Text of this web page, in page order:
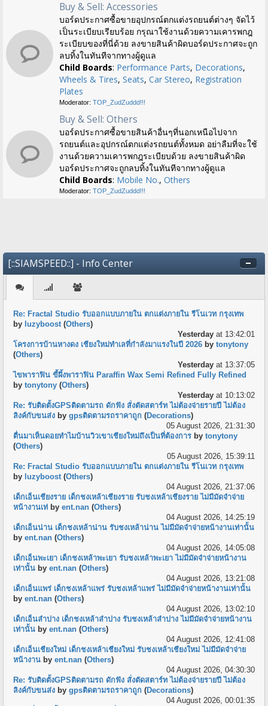
Buy & Sell: Accessories
บอร์ดประกาศซื้อขายอุปกรณ์ตกแต่งรถยนต์ต่างๆ จัดไว้
เป็นระเบียบเรียบร้อย กรุณาใช้งานด้วยความเคารพกฎ
ระเบียบของที่นี่ด้วย ลงขายสินค้าผิดบอร์ดประกาศจะถูก
ลบทิ้งในทันทีจากทางผู้ดูแล
Child Boards: Performance Parts, Decorations,
Wheels & Tires, Seats, Car Stereo, Registration
Plates
Moderator: TOP_ZudZuddd!!!
Buy & Sell: Others
บอร์ดประกาศซื้อขายสินค้าอื่นๆที่นอกเหนือไปจาก
รถยนต์และอุปกรณ์ตกแต่งรถยนต์ทั้งหมด อย่าลืมที่จะใช้
งานด้วยความเคารพกฎระเบียบด้วย ลงขายสินค้าผิด
บอร์ดประกาศจะถูกลบทิ้งในทันทีจากทางผู้ดูแล
Child Boards: Mobile No., Others
Moderator: TOP_ZudZuddd!!!
[::SIAMSPEED::] - Info Center
Re: Fractal Studio รับออกแบบภายใน ตกแต่งภายใน รีโนเวท กรุงเทพ
by luzyboost(Others)
Yesterdayat 13:42:01
โครงการบ้านหางดง เชียงใหม่ทำเลที่กำลังมาแรงในปี 2026 bytonytony
(Others)
Yesterdayat 13:37:05
ไขพาราฟิน ขี้ผึ้งพาราฟิน Paraffin Wax Semi Refined Fully Refined
bytonytony (Others)
Yesterdayat 10:13:02
Re: รับติดตั้งGPSติดตามรถ ดักฟัง สั่งตัดสตาร์ท ไม่ต้องจ่ายรายปี ไม่ต้อง
ลิงค์กับขนส่ง bygpsติดตามรถราคาถูก (Decorations)
05 August 2026, 21:31:30
ตื่นมาเห็นดอยทำไมบ้านวิวเขาเชียงใหม่ถึงเป็นที่ต้องการ bytonytony
(Others)
05 August 2026, 15:39:11
Re: Fractal Studio รับออกแบบภายใน ตกแต่งภายใน รีโนเวท กรุงเทพ
by luzyboost(Others)
04 August 2026, 21:37:06
เด็กเอ็นเชียงราย เด็กชงเหล้าเชียงราย รับชงเหล้าเชียงราย ไม่มีมัดจำจ่าย
หน้างานเท่ byent.nan (Others)
04 August 2026, 14:25:19
เด็กเอ็นน่าน เด็กชงเหล้าน่าน รับชงเหล้าน่าน ไม่มีมัดจำจ่ายหน้างานเท่านั้น
byent.nan (Others)
04 August 2026, 14:05:08
เด็กเอ็นพะเยา เด็กชงเหล้าพะเยา รับชงเหล้าพะเยา ไม่มีมัดจำจ่ายหน้างาน
เท่านั้น byent.nan (Others)
04 August 2026, 13:21:08
เด็กเอ็นแพร่ เด็กชงเหล้าแพร่ รับชงเหล้าแพร่ ไม่มีมัดจำจ่ายหน้างานเท่านั้น
byent.nan (Others)
04 August 2026, 13:02:10
เด็กเอ็นลำปาง เด็กชงเหล้าลำปาง รับชงเหล้าลำปาง ไม่มีมัดจำจ่ายหน้างาน
เท่านั้น byent.nan (Others)
04 August 2026, 12:41:08
เด็กเอ็นเชียงใหม่ เด็กชงเหล้าเชียงใหม่ รับชงเหล้าเชียงใหม่ ไม่มีมัดจำจ่าย
หน้างาน byent.nan (Others)
04 August 2026, 04:30:30
Re: รับติดตั้งGPSติดตามรถ ดักฟัง สั่งตัดสตาร์ท ไม่ต้องจ่ายรายปี ไม่ต้อง
ลิงค์กับขนส่ง bygpsติดตามรถราคาถูก (Decorations)
04 August 2026, 00:01:35